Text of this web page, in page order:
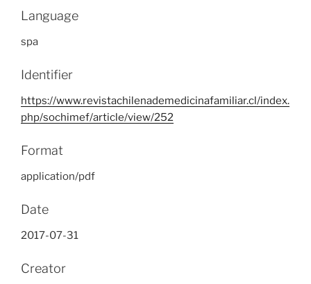
Language
spa
Identifier
https://www.revistachilenademedicinafamiliar.cl/index.
php/sochimef/article/view/252
Format
application/pdf
Date
2017-07-31
Creator